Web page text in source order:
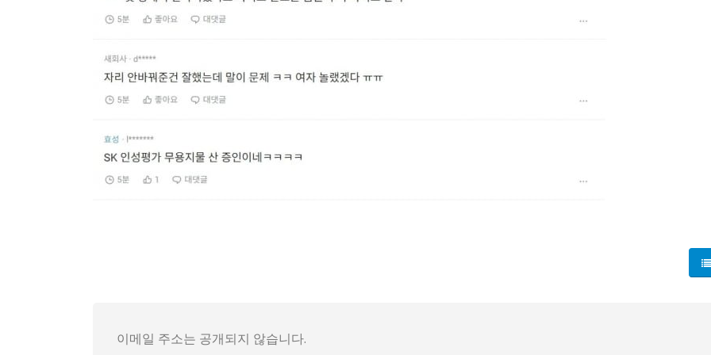
공공장소에서의 자릿값 다툼은 곧 사회적 규범의 시험대가 된다. 특히 연세가 있는 사람에게 “배려”를 요구
사건의 진짜 의도나 진위를 가리기보다는, 이 해프닝은 현대인이 서로 다른 공간에서 겪는 ‘공공성의 문제’
이메일 주소는 공개되지 않습니다.